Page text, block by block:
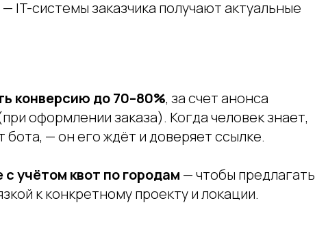
— IT-системы заказчика получают актуальные
конверсию до 70–80%, за счет анонса
оформлении заказа). Когда человек знает,
— он его ждёт и доверяет ссылке.
с учётом квот по городам — чтобы предлагать
к конкретному проекту и локации.